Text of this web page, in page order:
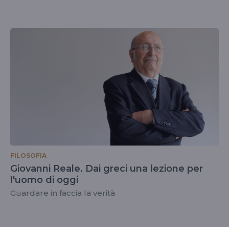
FILOSOFIA
Giovanni Reale. Dai greci una lezione per
l'uomo di oggi
Guardare in faccia la verità